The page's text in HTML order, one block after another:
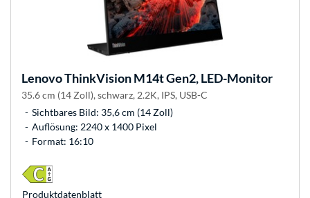
LenovoThinkVision M14t Gen2, LED-Monitor
35.6 cm (14 Zoll), schwarz, 2.2K, IPS, USB-C
Sichtbares Bild: 35,6 cm (14 Zoll)
Auflösung: 2240 x 1400 Pixel
Format: 16:10
Produkt­datenblatt